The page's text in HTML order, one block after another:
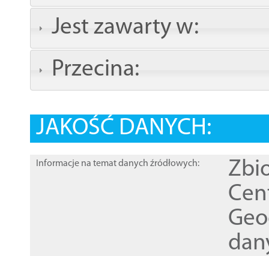
Jest zawarty w:
Przecina:
JAKOŚĆ DANYCH:
Informacje na temat danych źródłowych: